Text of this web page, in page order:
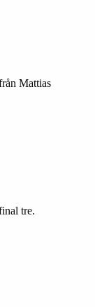
Mattias
tre.